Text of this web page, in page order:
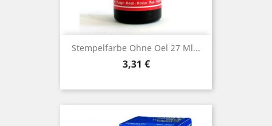
Stempelfarbe Ohne Oel 27 Ml...
Preis
3,31 €